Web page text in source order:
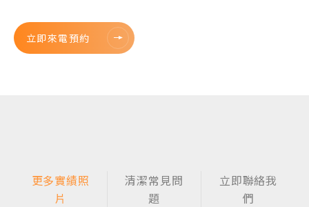
立即來電預約
更多實績照
片
清潔常見問
題
立即聯絡我
們